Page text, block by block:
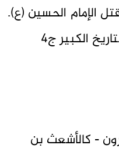
الإمام الحسين (ع).
[ينظر: تاريخ الطبريّ ج3 ص569، أنساب الأشراف ج3 ص114، التاريخ الكبير ج4
- كالأشعث بن